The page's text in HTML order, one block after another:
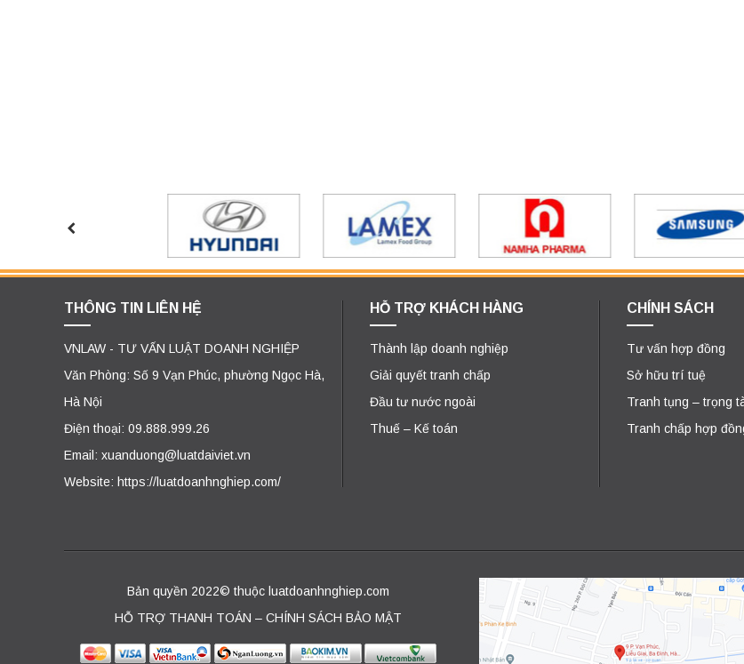
THÔNG TIN LIÊN HỆ
VNLAW - TƯ VẤN LUẬT DOANH NGHIỆP
Văn Phòng: Số 9 Vạn Phúc, phường Ngọc Hà,
Hà Nội
Điện thoại: 09.888.999.26
Email: xuanduong@luatdaiviet.vn
Website: https://luatdoanhnghiep.com/
HỖ TRỢ KHÁCH HÀNG
Thành lập doanh nghiệp
Giải quyết tranh chấp
Đầu tư nước ngoài
Thuế – Kế toán
CHÍNH SÁCH
Tư vấn hợp đồng
Sở hữu trí tuệ
Tranh tụng – trọng
Tranh chấp hợp
Bản quyền 2022© thuộc luatdoanhnghiep.com
HỖ TRỢ THANH TOÁN – CHÍNH SÁCH BẢO MẬT